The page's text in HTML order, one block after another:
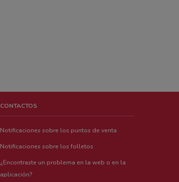
CONTACTOS
Notificaciones sobre los puntos de venta
Notificaciones sobre los folletos
¿Encontraste un problema en la web o en la
aplicación?